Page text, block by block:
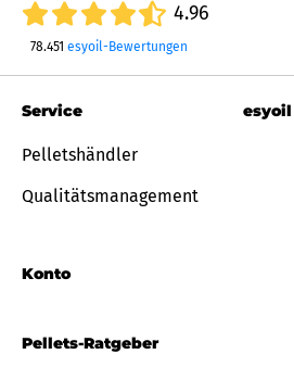
4.96
78.451 esyoil-Bewertungen
Pellets-Ratgeber
Service
Pelletshändler
Qualitätsmanagement
Konto
esyoil